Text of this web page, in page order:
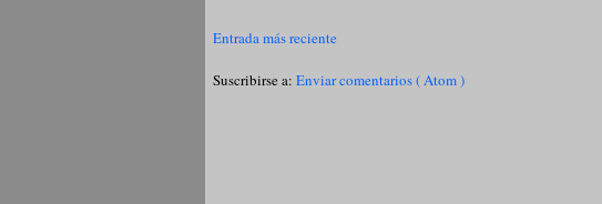
Entrada más reciente
Suscribirse a: Enviar comentarios ( Atom )